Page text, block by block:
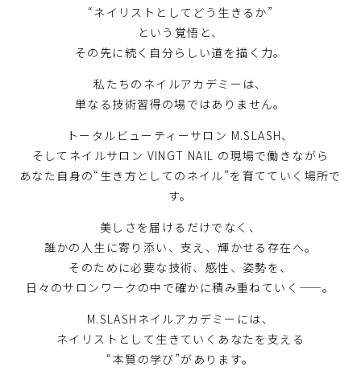
“ネイリストとしてどう生きるか”
という覚悟と、
その先に続く自分らしい道を描く力。
私たちのネイルアカデミーは、
単なる技術習得の場ではありません。
トータルビューティーサロン M.SLASH、
そしてネイルサロン VINGT NAIL の現場で働きながら
あなた自身の“生き方としてのネイル”を育てていく場所で
す。
美しさを届けるだけでなく、
誰かの人生に寄り添い、支え、輝かせる存在へ。
そのために必要な技術、感性、姿勢を、
日々のサロンワークの中で確かに積み重ねていく——。
M.SLASHネイルアカデミーには、
ネイリストとして生きていくあなたを支える
“本質の学び”があります。